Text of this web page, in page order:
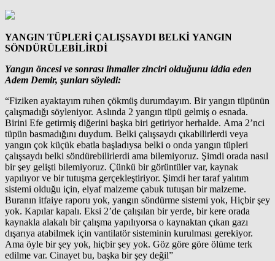
YANGIN TÜPLERİ ÇALIŞSAYDI BELKİ YANGIN
SÖNDÜRÜLEBİLİRDİ
Yangın öncesi ve sonrası ihmaller zinciri olduğunu iddia eden
Adem Demir, şunları söyledi:
“Fiziken ayaktayım ruhen çökmüş durumdayım. Bir yangın tüpünün
çalışmadığı söyleniyor. Aslında 2 yangın tüpü gelmiş o esnada.
Birini Efe getirmiş diğerini başka biri getiriyor herhalde. Ama 2’nci
tüpün basmadığını duydum. Belki çalışsaydı çıkabilirlerdi veya
yangın çok küçük ebatla başladıysa belki o onda yangın tüpleri
çalışsaydı belki söndürebilirlerdi ama bilemiyoruz. Şimdi orada nasıl
bir şey gelişti bilemiyoruz. Çünkü bir görüntüler var, kaynak
yapılıyor ve bir tutuşma gerçekleştiriyor. Şimdi her taraf yalıtım
sistemi olduğu için, elyaf malzeme çabuk tutuşan bir malzeme.
Buranın itfaiye raporu yok, yangın söndürme sistemi yok, Hiçbir şey
yok. Kapılar kapalı. Eksi 2’de çalışılan bir yerde, bir kere orada
kaynakla alakalı bir çalışma yapılıyorsa o kaynaktan çıkan gazı
dışarıya atabilmek için vantilatör sisteminin kurulması gerekiyor.
Ama öyle bir şey yok, hiçbir şey yok. Göz göre göre ölüme terk
edilme var. Cinayet bu, başka bir şey değil”